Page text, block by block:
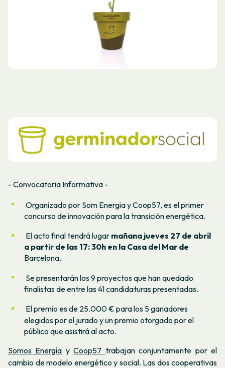
- Convocatoria Informativa -
Organizado por Som Energia y Coop57, es el primer
concurso de innovación para la transición energética.
El acto final tendrá lugar mañana jueves 27 de abril
a partir de las 17: 30h en la Casa del Mar de
Barcelona.
Se presentarán los 9 proyectos que han quedado
finalistas de entre las 41 candidaturas presentadas.
El premio es de 25.000 € para los 5 ganadores
elegidos por el jurado y un premio otorgado por el
público que asistirá al acto.
Somos Energía yCoop57 trabajan conjuntamente por el
cambio de modelo energético y social. Las dos cooperativas